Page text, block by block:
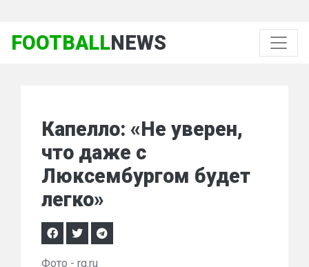
FOOTBALLNEWS
Капелло: «Не уверен,
что даже с
Люксембургом будет
легко»
Фото - rg.ru